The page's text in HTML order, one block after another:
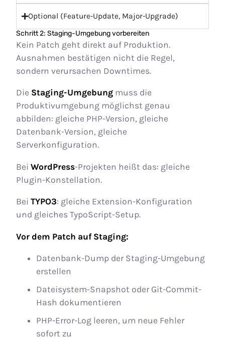
Optional (Feature-Update, Major-Upgrade)
Schritt 2: Staging-Umgebung vorbereiten
Kein Patch geht direkt auf Produktion.
Ausnahmen bestätigen nicht die Regel,
sondern verursachen Downtimes.
Die Staging-Umgebung muss die
Produktivumgebung möglichst genau
abbilden: gleiche PHP-Version, gleiche
Datenbank-Version, gleiche
Serverkonfiguration.
BeiWordPress-Projekten heißt das: gleiche
Plugin-Konstellation.
BeiTYPO3: gleiche Extension-Konfiguration
und gleiches TypoScript-Setup.
Vor dem Patch auf Staging:
Datenbank-Dump der Staging-Umgebung
erstellen
Dateisystem-Snapshot oder Git-Commit-
Hash dokumentieren
PHP-Error-Log leeren, um neue Fehler
sofort zu